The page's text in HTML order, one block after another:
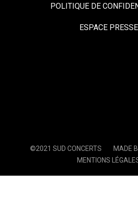
POLITIQUE DE
ESPACE PRESSE
©2021 SUD CONCERTS
MADE
MENTIONS